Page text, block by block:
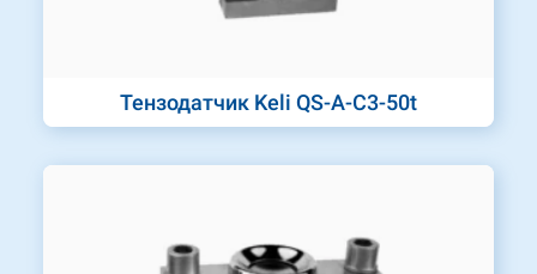
Тензодатчик Keli QS-A-C3-50t